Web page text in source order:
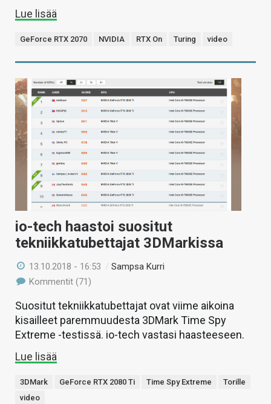
Lue lisää
GeForce RTX 2070 NVIDIA RTX On Turing video
io-tech haastoi suositut
tekniikkatubettajat 3DMarkissa
13.10.2018 - 16:53 /Sampsa Kurri
Kommentit (71)
Suositut tekniikkatubettajat ovat viime aikoina
kisailleet paremmuudesta 3DMark Time Spy
Extreme -testissä. io-tech vastasi haasteeseen.
Lue lisää
3DMark GeForce RTX 2080 Ti Time Spy Extreme
Torille
video